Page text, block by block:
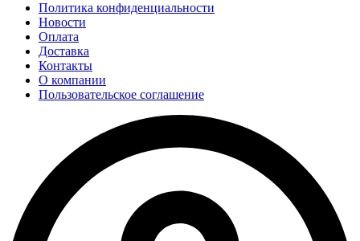
Политика конфиденциальности
Новости
Оплата
Доставка
Контакты
О компании
Пользовательское соглашение